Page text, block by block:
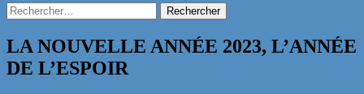
Rechercher :
LA NOUVELLE ANNÉE 2023, L’ANNÉE
DE L’ESPOIR